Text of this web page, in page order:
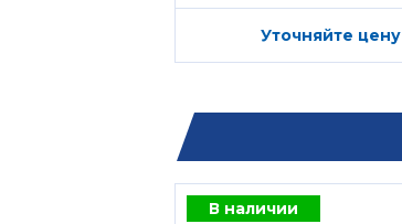
Уточняйте цену
В наличии